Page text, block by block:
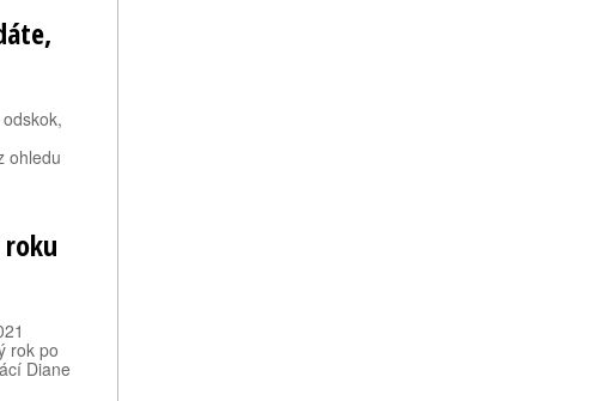
ohledu
rok po
Diane